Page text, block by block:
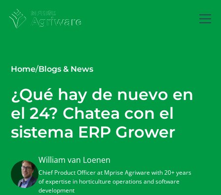
Home/Blogs & News
¿Qué hay de nuevo en
el 24? Chatea con el
sistema ERP Grower
William van Loenen
Chief Product Officer at Mprise Agriware with 20+ years
of expertise in horticulture operations and software
development